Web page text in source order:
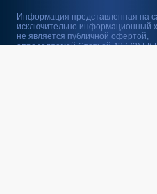
Информация представленная на
исключительно информационный
не является публичной офертой,
определяемой Статьей 437 (2) ГК